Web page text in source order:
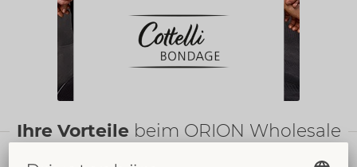
Ihre Vorteilebeim ORION Wholesale